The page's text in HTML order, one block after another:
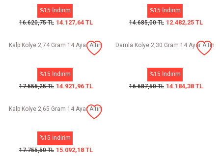
%15 İndirim
16.620,75 TL 14.127,64 TL
%15 İndirim
14.685,00 TL 12.482,25 TL
Kalp Kolye 2,74 Gram 14 Ayar Altın
%15 İndirim
17.555,25 TL 14.921,96 TL
Damla Kolye 2,30 Gram 14 Ayar Altın
%15 İndirim
16.687,50 TL 14.184,38 TL
Kalp Kolye 2,65 Gram 14 Ayar Altın
%15 İndirim
17.755,50 TL 15.092,18 TL